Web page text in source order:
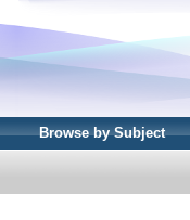
Browse by Subject